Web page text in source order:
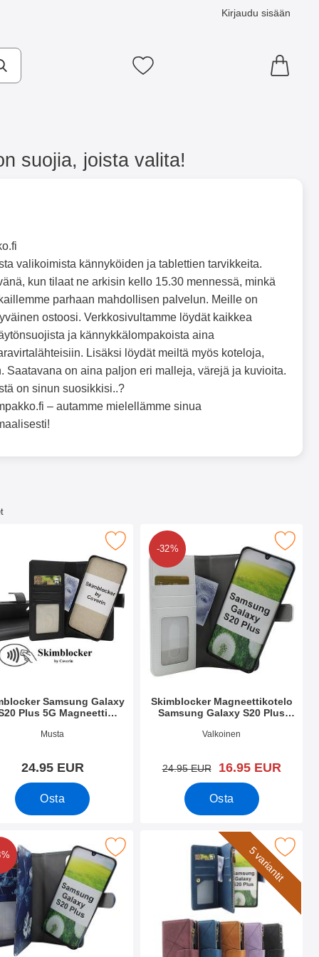
Kirjaudu sisään
Suosikkini
suojia, joista valita!
valikoimista kännyköiden ja tablettien tarvikkeita.
kun tilaat ne arkisin kello 15.30 mennessä, minkä
parhaan mahdollisen palvelun. Meille on
ostoosi. Verkkosivultamme löydät kaikkea
ja kännykkälompakoista aina
Lisäksi löydät meiltä myös koteloja,
Saatavana on aina paljon eri malleja, värejä ja kuvioita.
on sinun suosikkisi..?
– autamme mielellämme sinua
Plus 5G (G986B) suosikiksi
Samsung Galaxy
Plus 5G Magneetti
51891
Musta
24.95 EUR
Osta
Galaxy S20 Plus 5G Magneetti Puhelimen Kuoret
-32%
Skimblocker Magneettikotelo
Samsung Galaxy S20 Plus
Tuote.nro 35141
Valkoinen
vanha hinta
24.95 EUR uusi hinta
16.95 EUR
Osta
Merkitse skimblocker Magneettikotelo
S20 Plus (G986B) suosikiksi
Magnet Designwallet Samsung Galaxy S20 Plus (G986B)
5 variantit
Merkitse xL Standcase Luksuskotelo puhelimeen